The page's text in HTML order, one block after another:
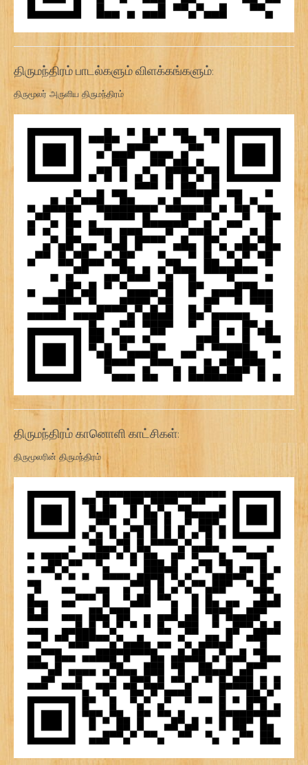
திருமந்திரம் பாடல்களும் விளக்கங்களும்:
திருமூலர் அருளிய திருமந்திரம்
திருமந்திரம் கானொளி காட்சிகள்:
திருமூலரின் திருமந்திரம்